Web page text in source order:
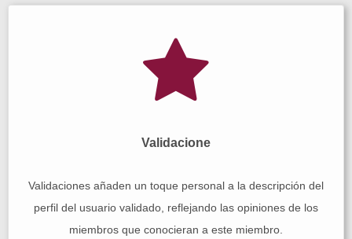
Validacione
Validaciones añaden un toque personal a la descripción del
perfil del usuario validado, reflejando las opiniones de los
miembros que conocieran a este miembro.